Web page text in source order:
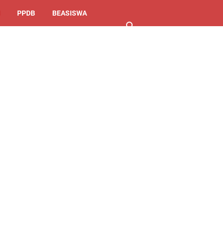
PPDB BEASISWA